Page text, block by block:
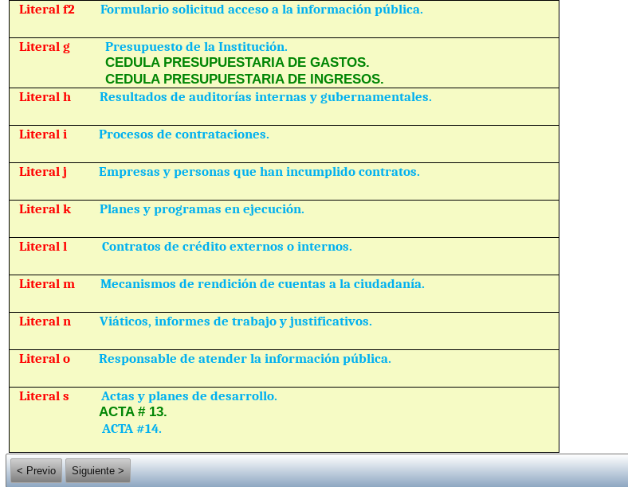
Literal f2Formulario solicitud acceso a la información pública.
Literal gPresupuesto de la Institución.
CEDULA PRESUPUESTARIA DE GASTOS.
CEDULA PRESUPUESTARIA DE INGRESOS.
Literal hResultados de auditorías internas y gubernamentales.
Literal iProcesos de contrataciones.
Literal jEmpresas y personas que han incumplido contratos.
Literal kPlanes y programas en ejecución.
Literal lContratos de crédito externos o internos.
Literal mMecanismos de rendición de cuentas a la ciudadanía.
Literal nViáticos, informes de trabajo y justificativos.
Literal oResponsable de atender la información pública.
Literal sActas y planes de desarrollo.
ACTA # 13.
ACTA #14.
< Previo
Siguiente >